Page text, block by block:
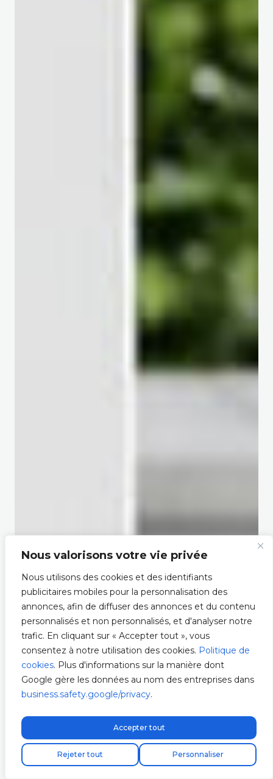
Nous valorisons votre vie privée
Nous utilisons des cookies et des identifiants
publicitaires mobiles pour la personnalisation des
annonces, afin de diffuser des annonces et du contenu
personnalisés et non personnalisés, et d'analyser notre
trafic. En cliquant sur « Accepter tout », vous
consentez à notre utilisation des cookies. Politique de
cookies. Plus d'informations sur la manière dont
Google gère les données au nom des entreprises dans
business.safety.google/privacy.
Personnaliser
Rejeter tout
Accepter tout
Livraison express gratuite !